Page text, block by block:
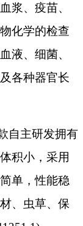
浆、疫苗、
化学的检查
液、细菌、
各种器官长
自主研发拥有
积小，采用
单，性能稳
、虫草、保